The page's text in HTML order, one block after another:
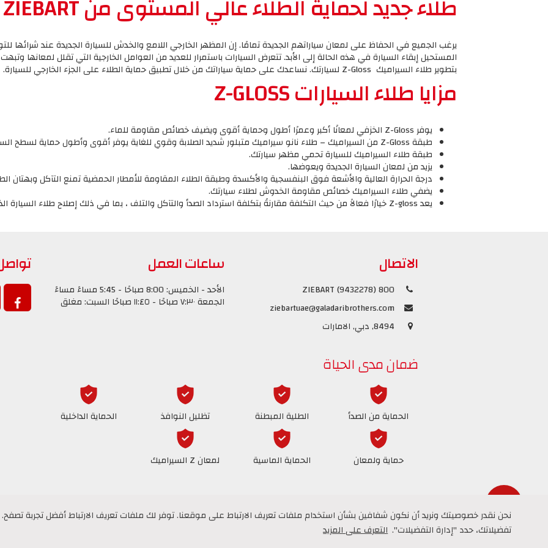
نحن نقدر خصوصيتك ونريد أن نكون شفافين بشأن استخدام ملفات تعريف الارتباط على موقعنا. توفر لك ملفات تعريف الارتباط أفضل تجربة تصفح.
تفضيلاتك، حدد "إدارة التفضيلات". التعرف على المزيد
نحن نقدر خصوصيتك ونريد أن نكون شفافين بشأن استخدام ملفات تعريف الارتباط على موقعنا. توفر لك ملفات تعريف الارتباط أفضل تجربة تصفح.
تفضيلاتك، حدد "إدارة التفضيلات". التعرف على المزيد Message Us
طلاء جديد لحماية الطلاء عالي المستوى من ZIEBART
يرغب الجميع في الحفاظ على لمعان سياراتهم الجديدة تمامًا. إن المظهر الخارجي اللامع والخدش للسيارة الجديدة عند شرائها
المستحيل إبقاء السيارة في هذه الحالة إلى الأبد. تتعرض السيارات باستمرار للعديد من العوامل الخارجية التي تقلل لمعانها
بتطوير طلاء السيراميك Z-Gloss لسيارتك. نساعدك على حماية سياراتك من خلال تطبيق حماية الطلاء على الجزء الخارجي للسيارة.
مزايا طلاء السيارات Z-GLOSS
يوفر Z-Gloss الخزفي لمعانًا أكبر وعمرًا أطول وحماية أقوى ويضيف خصائص مقاومة للماء.
طبقة Z-Gloss من السيراميك – طلاء نانو سيراميك متبلور شديد الصلابة وقوي للغاية يوفر أقوى وأطول حماية لسطح السيارة.
طبقة طلاء السيراميك للسيارة تحمي مظهر سيارتك.
يزيد من لمعان السيارة الجديدة ويعوضها.
درجة الحرارة العالية والأشعة فوق البنفسجية والأكسدة وطبقة الطلاء المقاومة للأمطار الحمضية تمنع التآكل وبهتان
يضفي طلاء السيراميك خصائص مقاومة الخدوش لطلاء سيارتك.
يعد Z-gloss خيارًا فعالاً من حيث التكلفة مقارنةً بتكلفة استرداد الصدأ والتآكل والتلف ، بما في ذلك إصلاح طلاء السيارة الذي قد تتحمله لاحقًا.
ساعات العمل
الأحد - الخميس: 8:00 صباحًا - 5:45 مساءً مساءً
الجمعة ٧:٣٠ صباحًا - ١١:٤٥ صباحًا السبت: مغلق
الاتصال
800 ZIEBART (9432278)
ziebartuae@galadaribrothers.com
8494, دبي, الامارات
ضمان مدى الحياة
الحماية من الصدأ الطلية المبطنة تظليل النوافذ الحماية الداخلية
حماية ولمعان الحماية الماسية لمعان Z السيراميك
حقوق النشر © 2026 ZIEBART UAE – NO.1 IN CAR CAREكل الحقوق محفوظة